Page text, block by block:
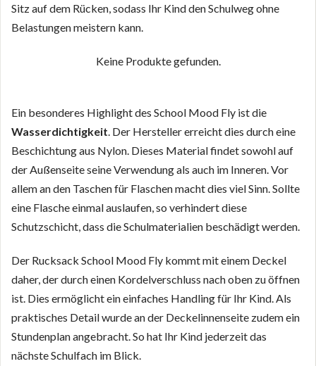
Sitz auf dem Rücken, sodass Ihr Kind den Schulweg ohne
Belastungen meistern kann.
Keine Produkte gefunden.
Ein besonderes Highlight des School Mood Fly ist die
Wasserdichtigkeit. Der Hersteller erreicht dies durch eine
Beschichtung aus Nylon. Dieses Material findet sowohl auf
der Außenseite seine Verwendung als auch im Inneren. Vor
allem an den Taschen für Flaschen macht dies viel Sinn. Sollte
eine Flasche einmal auslaufen, so verhindert diese
Schutzschicht, dass die Schulmaterialien beschädigt werden.
Der Rucksack School Mood Fly kommt mit einem Deckel
daher, der durch einen Kordelverschluss nach oben zu öffnen
ist. Dies ermöglicht ein einfaches Handling für Ihr Kind. Als
praktisches Detail wurde an der Deckelinnenseite zudem ein
Stundenplan angebracht. So hat Ihr Kind jederzeit das
nächste Schulfach im Blick.